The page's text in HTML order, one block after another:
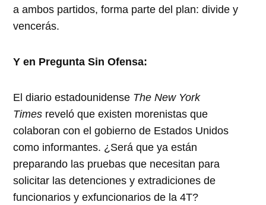
a ambos partidos, forma parte del plan: divide y
vencerás.
Y en Pregunta Sin Ofensa:
El diario estadounidense The New York
Times reveló que existen morenistas que
colaboran con el gobierno de Estados Unidos
como informantes. ¿Será que ya están
preparando las pruebas que necesitan para
solicitar las detenciones y extradiciones de
funcionarios y exfuncionarios de la 4T?